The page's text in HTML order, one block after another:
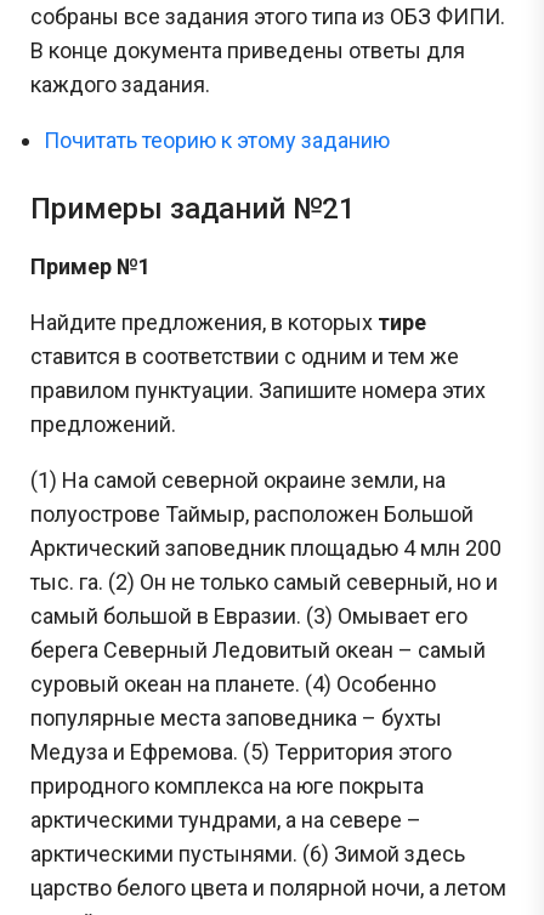
собраны все задания этого типа из ОБЗ ФИПИ.
В конце документа приведены ответы для
каждого задания.
Почитать теорию к этому заданию
Примеры заданий №21
Пример №1
Найдите предложения, в которых тире
ставится в соответствии с одним и тем же
правилом пунктуации. Запишите номера этих
предложений.
(1) На самой северной окраине земли, на
полуострове Таймыр, расположен Большой
Арктический заповедник площадью 4 млн 200
тыс. га. (2) Он не только самый северный, но и
самый большой в Евразии. (3) Омывает его
берега Северный Ледовитый океан – самый
суровый океан на планете. (4) Особенно
популярные места заповедника – бухты
Медуза и Ефремова. (5) Территория этого
природного комплекса на юге покрыта
арктическими тундрами, а на севере –
арктическими пустынями. (6) Зимой здесь
царство белого цвета и полярной ночи, а летом